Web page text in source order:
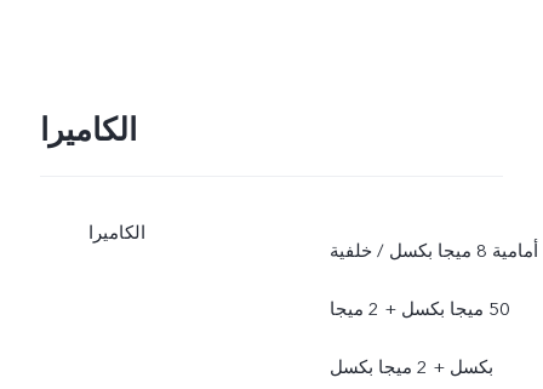
الكاميرا
الكاميرا
أمامية 8 ميجا بكسل / خلفية
50 ميجا بكسل + 2 ميجا
بكسل + 2 ميجا بكسل